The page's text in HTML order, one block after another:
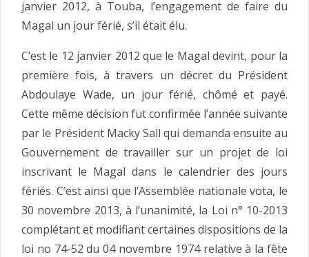
janvier 2012, à Touba, l’engagement de faire du
Magal un jour férié, s’il était élu.
C’est le 12 janvier 2012 que le Magal devint, pour la
première fois, à travers un décret du Président
Abdoulaye Wade, un jour férié, chômé et payé.
Cette même décision fut confirmée l’année suivante
par le Président Macky Sall qui demanda ensuite au
Gouvernement de travailler sur un projet de loi
inscrivant le Magal dans le calendrier des jours
fériés. C’est ainsi que l’Assemblée nationale vota, le
30 novembre 2013, à l’unanimité, la Loi n° 10-2013
complétant et modifiant certaines dispositions de la
loi no 74-52 du 04 novembre 1974 relative à la fête